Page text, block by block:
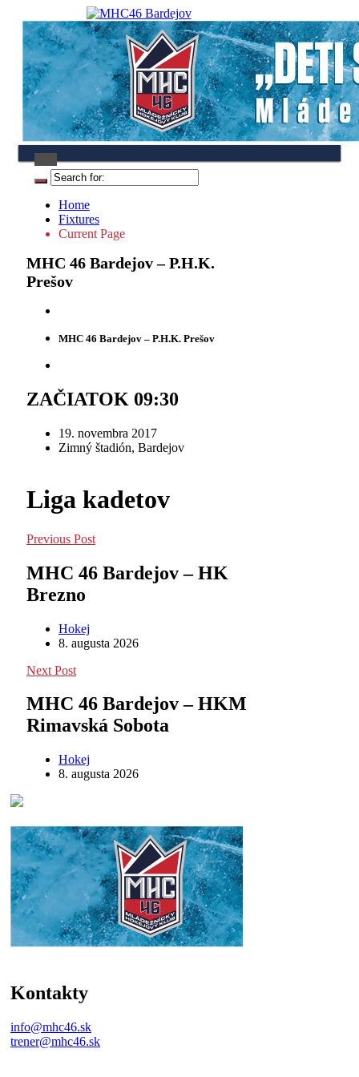
Home
Fixtures
Current Page
MHC 46 Bardejov – P.H.K.
Prešov
MHC 46 Bardejov – P.H.K. Prešov
ZAČIATOK 09:30
19. novembra 2017
Zimný štadión, Bardejov
Liga kadetov
Previous Post
MHC 46 Bardejov – HK
Brezno
Hokej
8. augusta 2026
Next Post
MHC 46 Bardejov – HKM
Rimavská Sobota
Hokej
8. augusta 2026
Kontakty
info@mhc46.sk
trener@mhc46.sk